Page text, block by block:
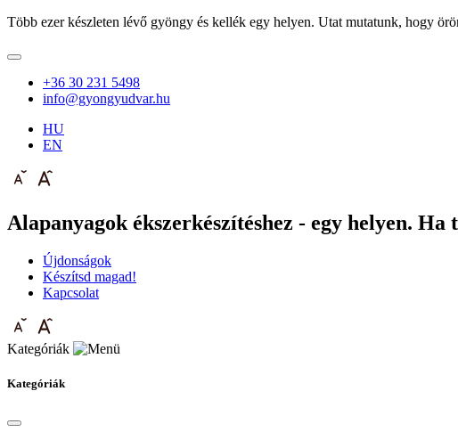
Több ezer készleten lévő gyöngy és kellék egy helyen. Utat mutatunk, hogy
+36 30 231 5498
info@gyongyudvar.hu
HU
EN
Alapanyagok ékszerkészítéshez - egy helyen.
Újdonságok
Készítsd magad!
Kapcsolat
Kategóriák
Kategóriák